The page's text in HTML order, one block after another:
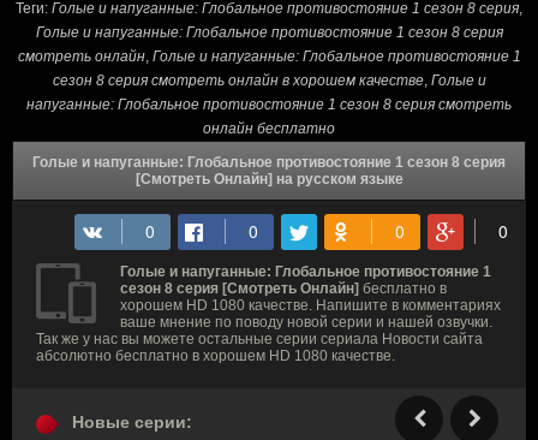
Теги: Голые и напуганные: Глобальное противостояние 1 сезон 8 серия,
Голые и напуганные: Глобальное противостояние 1 сезон 8 серия
смотреть онлайн, Голые и напуганные: Глобальное противостояние 1
сезон 8 серия смотреть онлайн в хорошем качестве, Голые и
напуганные: Глобальное противостояние 1 сезон 8 серия смотреть
онлайн бесплатно
Голые и напуганные: Глобальное противостояние 1 сезон 8 серия
[Смотреть Онлайн] на русском языке
Голые и напуганные: Глобальное противостояние 1
сезон 8 серия [Смотреть Онлайн] бесплатно в
хорошем HD 1080 качестве. Напишите в комментариях
ваше мнение по поводу новой серии и нашей озвучки.
Так же у нас вы можете остальные серии сериала Новости сайта
абсолютно бесплатно в хорошем HD 1080 качестве.
Новые серии: